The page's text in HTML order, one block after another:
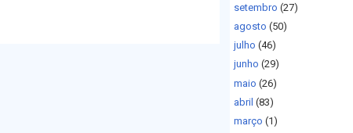
setembro (27)
agosto (50)
julho (46)
junho (29)
maio (26)
abril (83)
março (1)